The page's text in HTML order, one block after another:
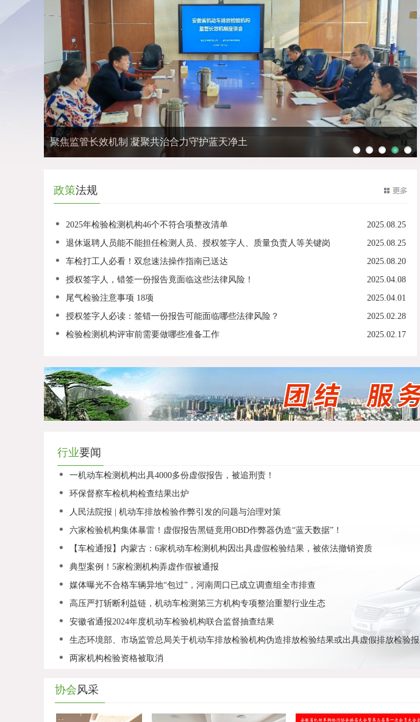
聚焦监管长效机制 凝聚共治合力守护蓝天净土
政策法规
2025年检验检测机构46个不符合项整改清单
2025.08.25
退休返聘人员能不能担任检测人员、授权签字人、质量负责人等关键岗
2025.08.25
车检打工人必看！双怠速法操作指南已送达
2025.08.20
授权签字人，错签一份报告竟面临这些法律风险！
2025.04.08
尾气检验注意事项 18项
2025.04.01
授权签字人必读：签错一份报告可能面临哪些法律风险？
2025.02.28
检验检测机构评审前需要做哪些准备工作
2025.02.17
行业要闻
一机动车检测机构出具4000多份虚假报告，被追刑责！
环保督察车检机构检查结果出炉
人民法院报 | 机动车排放检验作弊引发的问题与治理对策
六家检验机构集体暴雷！虚假报告黑链竟用OBD作弊器伪造“蓝天数据”！
【车检通报】内蒙古：6家机动车检测机构因出具虚假检验结果，被依法撤销资质
典型案例！5家检测机构弄虚作假被通报
媒体曝光不合格车辆异地“包过”，河南周口已成立调查组全市排查
高压严打斩断利益链，机动车检测第三方机构专项整治重塑行业生态
安徽省通报2024年度机动车检验机构联合监督抽查结果
生态环境部、市场监管总局关于机动车排放检验机构伪造排放检验结果或出具虚假排放检验报
两家机构检验资格被取消
协会风采